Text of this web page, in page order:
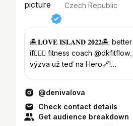
Czech Republic
🏝𝐋𝐎𝐕𝐄 𝐈𝐒𝐋𝐀𝐍𝐃 𝟐𝟎𝟐𝟐🏝 better
if🧚🏼‍♀️ fitness coach
výzva už teď na Hero🔗!
@denivalova
Check contact details
Get audience breakdown